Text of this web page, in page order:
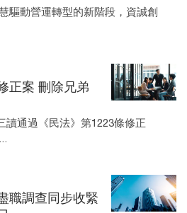
驅動營運轉型的新階段，資誠創
正案 刪除兄弟
讀通過《民法》第1223條修正
職調查同步收緊